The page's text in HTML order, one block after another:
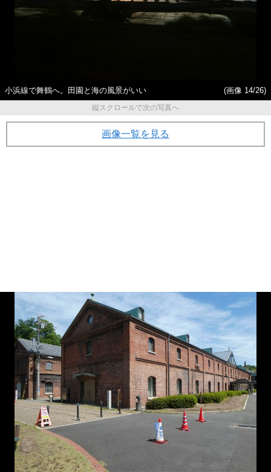
小浜線で舞鶴へ。田園と海の風景がいい
(画像 14/26)
縦スクロールで次の写真へ
画像一覧を見る